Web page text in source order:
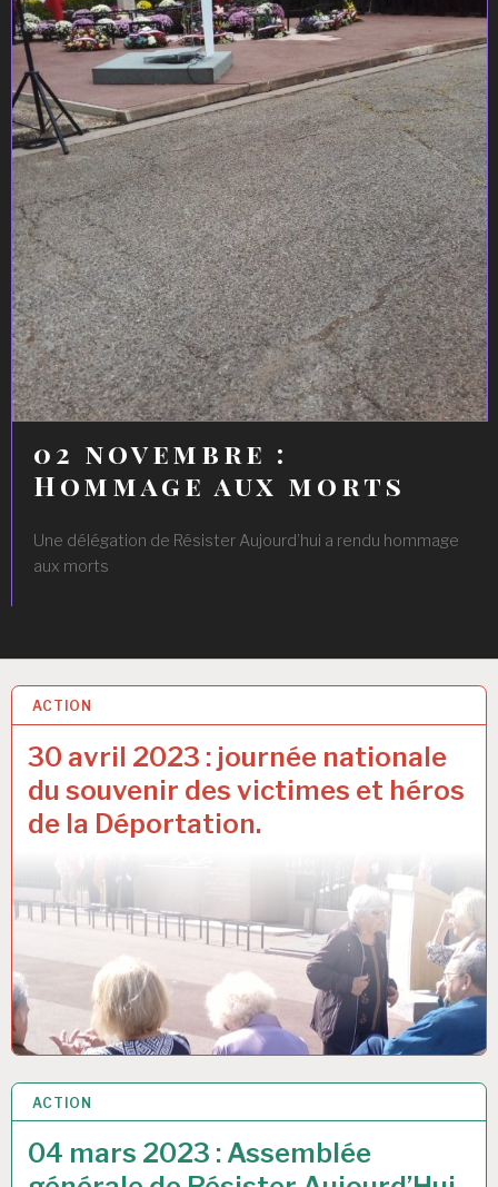
02 novembre :
Hommage aux morts
Une délégation de Résister Aujourd’hui a rendu hommage
aux morts
ACTION
30 avril 2023 : journée nationale
du souvenir des victimes et héros
de la Déportation.
30 AVR 2023
ACTION
04 mars 2023 : Assemblée
4 MAR 2023